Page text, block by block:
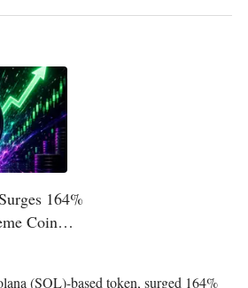
164%
Coin
(SOL)-based token, surged 164%